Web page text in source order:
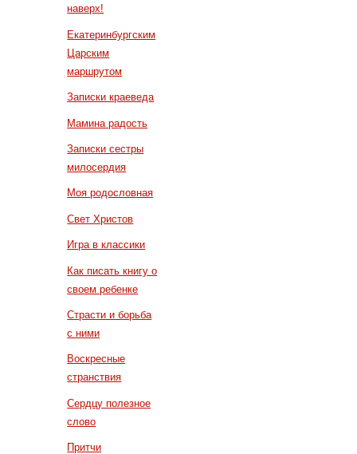
наверх!
Екатеринбургским
Царским
маршрутом
Записки краеведа
Мамина радость
Записки сестры
милосердия
Моя родословная
Свет Христов
Игра в классики
Как писать книгу о
своем ребенке
Страсти и борьба
с ними
Воскресные
странствия
Сердцу полезное
слово
Притчи